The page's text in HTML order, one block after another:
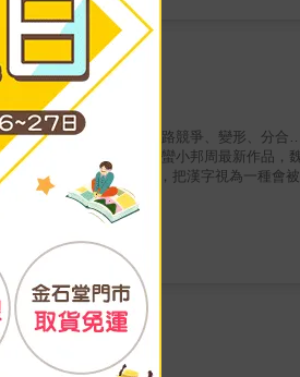
驚喜讀物。
把漢字當成迷因，看它一路競爭、變形、分
心動魄的生存遊戲。野蠻小邦周最新作品，
meme）」的概念出發，把漢字視為一種會
不變的神聖系統。全書以清楚的架構，介紹
再帶讀者走過甲骨文、金文、戰國文字、小
吸收文字學大師裘錫圭的研究成果，捨棄艱
也重新認識我們每天使用、卻往往忽略其歷
驚喜讀物。